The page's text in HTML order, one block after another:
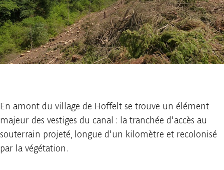
En amont du village de Hoffelt se trouve un élément
majeur des vestiges du canal : la tranchée d'accès au
souterrain projeté, longue d'un kilomètre et recolonisé
par la végétation.